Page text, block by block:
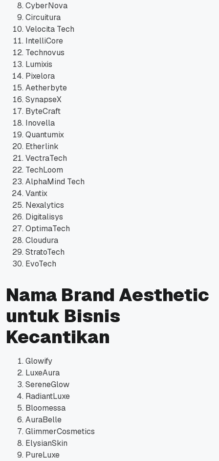
CyberNova
Circuitura
Velocita Tech
IntelliCore
Technovus
Lumixis
Pixelora
Aetherbyte
SynapseX
ByteCraft
Inovella
Quantumix
Etherlink
VectraTech
TechLoom
AlphaMind Tech
Vantix
Nexalytics
Digitalisys
OptimaTech
Cloudura
StratoTech
EvoTech
Nama Brand Aesthetic
untuk Bisnis
Kecantikan
Glowify
LuxeAura
SereneGlow
RadiantLuxe
Bloomessa
AuraBelle
GlimmerCosmetics
ElysianSkin
PureLuxe